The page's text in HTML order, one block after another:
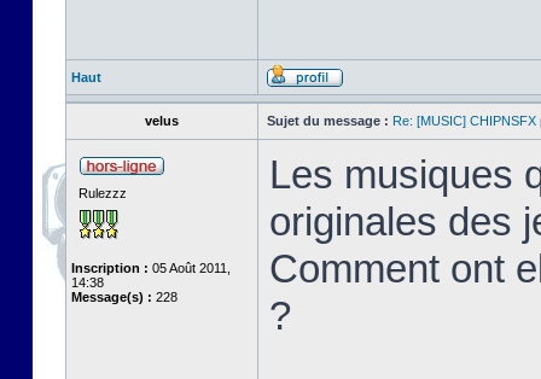
Haut
velus Sujet du message : Re: [MUSIC]
Rulezzz
Inscription : 05 Août 2011,
14:38
Message(s) : 228
Les musiques
originales des
Comment ont
?